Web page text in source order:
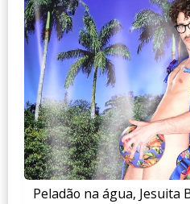
Peladão na água, Jesuita